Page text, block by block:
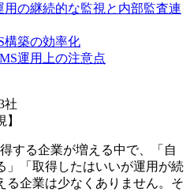
用の継続的な監視と内部監査連
構築の効率化
運用上の注意点
社
する企業が増える中で、「自
」「取得したはいいが運用が続
る企業は少なくありません。そ